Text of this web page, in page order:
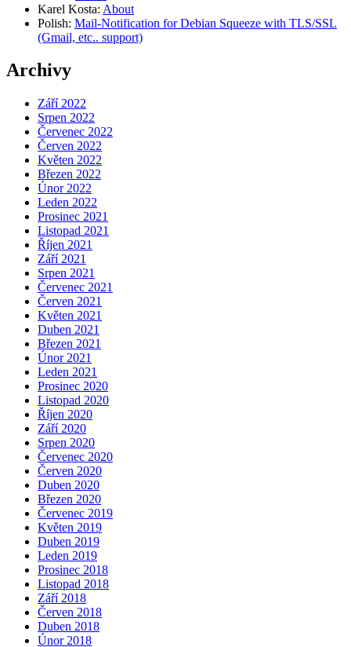
Karel Kosta: About
Polish: Mail-Notification for Debian Squeeze with TLS/SSL
(Gmail, etc.. support)
Archivy
Září 2022
Srpen 2022
Červenec 2022
Červen 2022
Květen 2022
Březen 2022
Únor 2022
Leden 2022
Prosinec 2021
Listopad 2021
Říjen 2021
Září 2021
Srpen 2021
Červenec 2021
Červen 2021
Květen 2021
Duben 2021
Březen 2021
Únor 2021
Leden 2021
Prosinec 2020
Listopad 2020
Říjen 2020
Září 2020
Srpen 2020
Červenec 2020
Červen 2020
Duben 2020
Březen 2020
Červenec 2019
Květen 2019
Duben 2019
Leden 2019
Prosinec 2018
Listopad 2018
Září 2018
Červen 2018
Duben 2018
Únor 2018